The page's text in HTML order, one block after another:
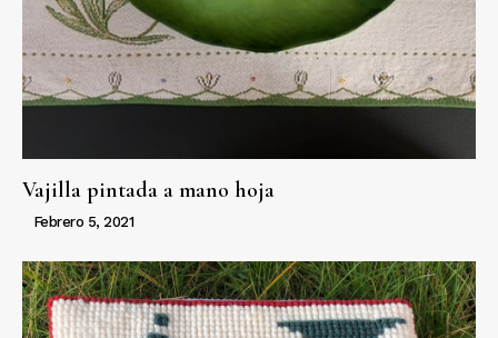
Vajilla pintada a mano hoja
Febrero 5, 2021